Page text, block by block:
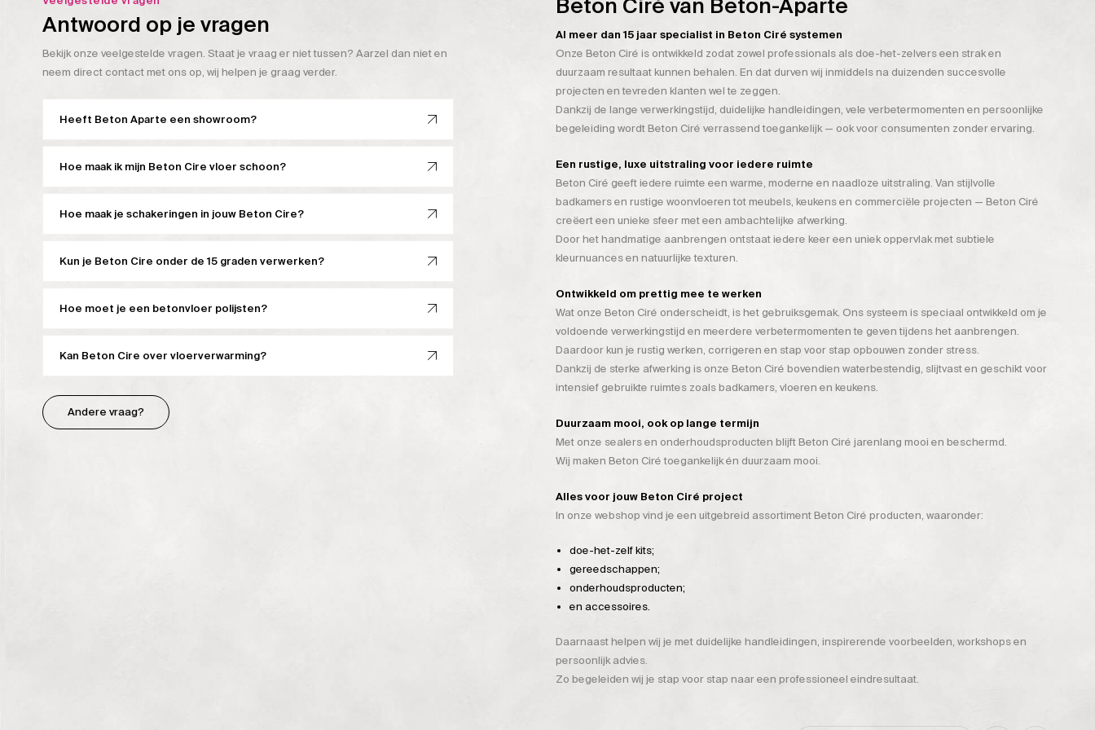
Antwoord op je vragen
Bekijk onze veelgestelde vragen. Staat je vraag er niet tussen? Aarzel dan niet en
neem direct contact met ons op, wij helpen je graag verder.
Heeft Beton Aparte een showroom?
Hoe maak ik mijn Beton Cire vloer schoon?
Hoe maak je schakeringen in jouw Beton Cire?
Kun je Beton Cire onder de 15 graden verwerken?
Hoe moet je een betonvloer polijsten?
Kan Beton Cire over vloerverwarming?
Andere vraag?
Beton Ciré van Beton-Aparte
Al meer dan 15 jaar specialist in Beton Ciré systemen
Onze Beton Ciré is ontwikkeld zodat zowel professionals als doe-het-zelvers een strak en
duurzaam resultaat kunnen behalen. En dat durven wij inmiddels na duizenden succesvolle
projecten en tevreden klanten wel te zeggen.
Dankzij de lange verwerkingstijd, duidelijke handleidingen, vele verbetermomenten en persoonlijke
begeleiding wordt Beton Ciré verrassend toegankelijk — ook voor consumenten zonder ervaring.
Een rustige, luxe uitstraling voor iedere ruimte
Beton Ciré geeft iedere ruimte een warme, moderne en naadloze uitstraling. Van stijlvolle
badkamers en rustige woonvloeren tot meubels, keukens en commerciële projecten — Beton Ciré
creëert een unieke sfeer met een ambachtelijke afwerking.
Door het handmatige aanbrengen ontstaat iedere keer een uniek oppervlak met subtiele
kleurnuances en natuurlijke texturen.
Ontwikkeld om prettig mee te werken
Wat onze Beton Ciré onderscheidt, is het gebruiksgemak. Ons systeem is speciaal ontwikkeld om je
voldoende verwerkingstijd en meerdere verbetermomenten te geven tijdens het aanbrengen.
Daardoor kun je rustig werken, corrigeren en stap voor stap opbouwen zonder stress.
Dankzij de sterke afwerking is onze Beton Ciré bovendien waterbestendig, slijtvast en geschikt voor
intensief gebruikte ruimtes zoals badkamers, vloeren en keukens.
Duurzaam mooi, ook op lange termijn
Met onze sealers en onderhoudsproducten blijft Beton Ciré jarenlang mooi en beschermd.
Wij maken Beton Ciré toegankelijk én duurzaam mooi.
Alles voor jouw Beton Ciré project
In onze webshop vind je een uitgebreid assortiment Beton Ciré producten, waaronder:
doe-het-zelf kits;
gereedschappen;
onderhoudsproducten;
en accessoires.
Daarnaast helpen wij je met duidelijke handleidingen, inspirerende voorbeelden, workshops en
persoonlijk advies.
Zo begeleiden wij je stap voor stap naar een professioneel eindresultaat.